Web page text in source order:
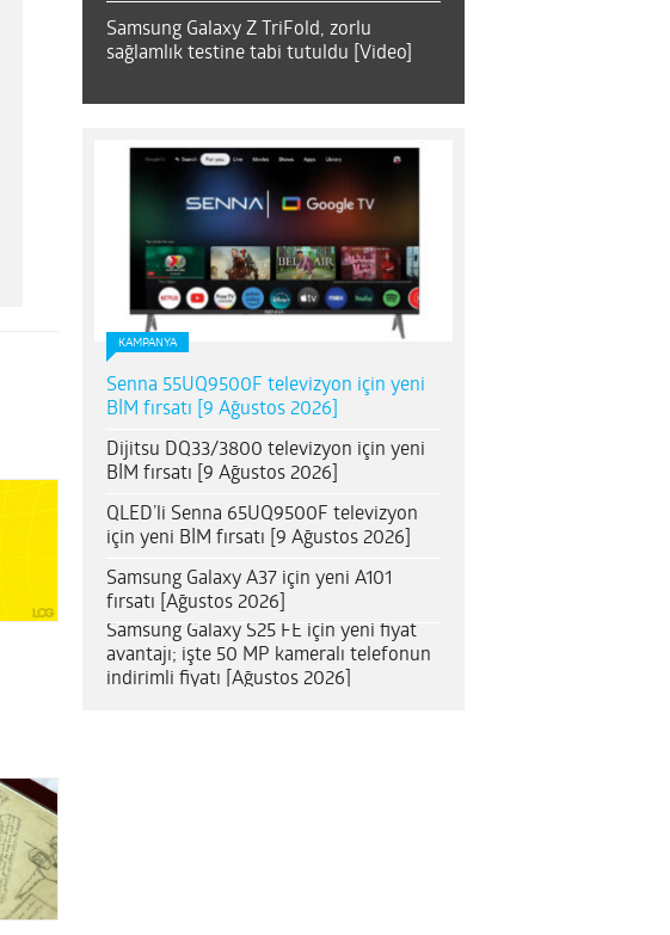
Samsung Galaxy Z TriFold, zorlu
sağlamlık testine tabi tutuldu [Video]
KAMPANYA
Senna 55UQ9500F televizyon için yeni
BİM fırsatı [9 Ağustos 2026]
Dijitsu DQ33/3800 televizyon için yeni
BİM fırsatı [9 Ağustos 2026]
QLED’li Senna 65UQ9500F televizyon
için yeni BİM fırsatı [9 Ağustos 2026]
Samsung Galaxy A37 için yeni A101
fırsatı [Ağustos 2026]
Samsung Galaxy S25 FE için yeni fiyat
avantajı; işte 50 MP kameralı telefonun
indirimli fiyatı [Ağustos 2026]